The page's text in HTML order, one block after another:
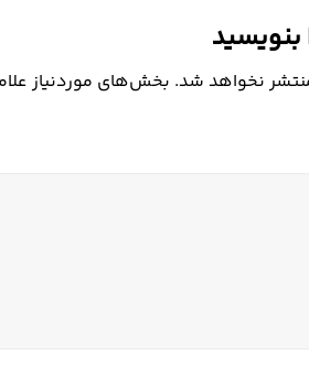
بنویسید
نخواهد شد. بخش‌های موردنیاز